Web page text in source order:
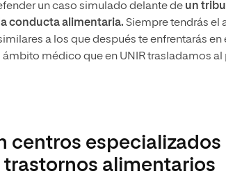
un caso simulado delante de un
conducta alimentaria. Siempre tendrás el
a los que después te enfrentarás
médico que en UNIR trasladamos
centros
alimentarios